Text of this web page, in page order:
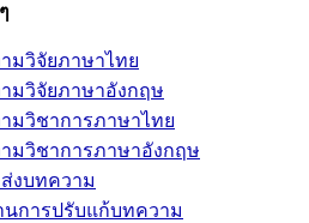
ามวิจัยภาษาไทย
ามวิจัยภาษาอังกฤษ
ามวิชาการภาษาไทย
ามวิชาการภาษาอังกฤษ
ส่งบทความ
านการปรับแก้บทความ